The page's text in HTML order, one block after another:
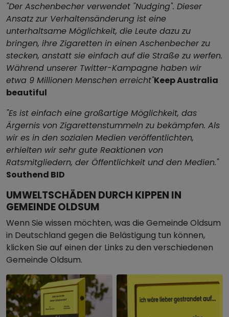
"Der Aschenbecher verwendet "Nudging". Dieser
Ansatz zur Verhaltensänderung ist eine
unterhaltsame Möglichkeit, die Leute dazu zu
bringen, ihre Zigaretten in einen Aschenbecher zu
stecken, anstatt sie einfach auf die Straße zu werfen.
Während unserer Twitter-Kampagne haben wir
etwa 9 Millionen Menschen erreicht"Keep Australia
beautiful
"Es ist einfach eine großartige Möglichkeit, das
Ärgernis von Zigarettenstummeln zu bekämpfen. Als
wir es in den sozialen Medien veröffentlichten,
erhielten wir sehr gute Reaktionen von
Ratsmitgliedern, der Öffentlichkeit und den Medien."
Southend BID
UMWELTSCHÄDEN DURCH KIPPEN IN
GEMEINDE OLDSUM
Wenn Sie wissen möchten, was die Gemeinde Oldsum
in Deutschland gegen die Belästigung tun können,
klicken Sie auf einen der Links zu den verschiedenen
Gemeinde Oldsum.